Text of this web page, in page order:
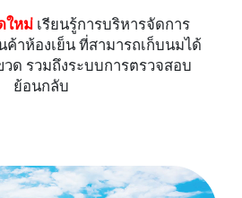
ใหม่ เรียนรู้การบริหารจัดการ
าห้องเย็น ที่สามารถเก็บนมได้
ด รวมถึงระบบการตรวจสอบ
ย้อนกลับ